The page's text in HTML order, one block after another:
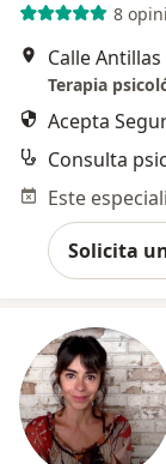
8
Calle
Terapia
Acepta
Consulta
Solicita